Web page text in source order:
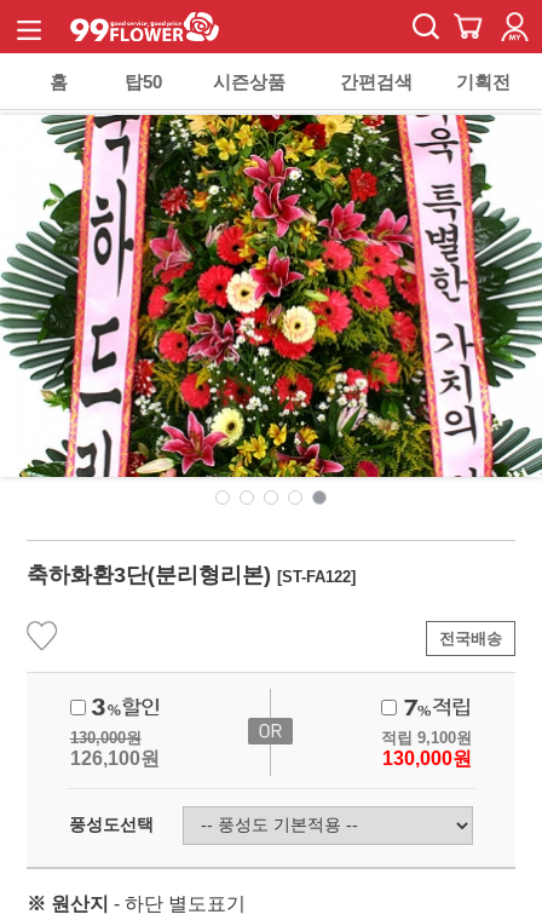
홈 탑50 시즌상품 간편검색 기획전
축하화환3단(분리형리본)[ST-FA122]
전국배송
130,000원
126,100원
적립 9,100원
130,000원
풍성도선택
※ 원산지 - 하단 별도표기